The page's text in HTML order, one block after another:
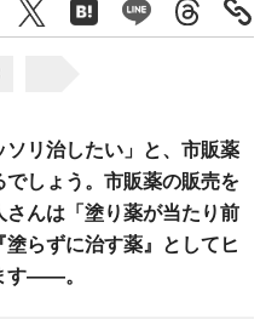
リ治したい」と、市販薬
しょう。市販薬の販売を
んは「塗り薬が当たり前
らずに治す薬』としてヒ
す――。